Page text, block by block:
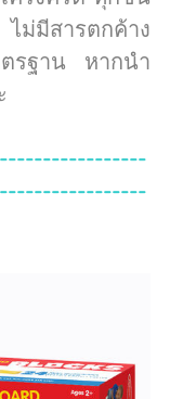
ม่มีสารตกค้าง
รฐาน หากนำ